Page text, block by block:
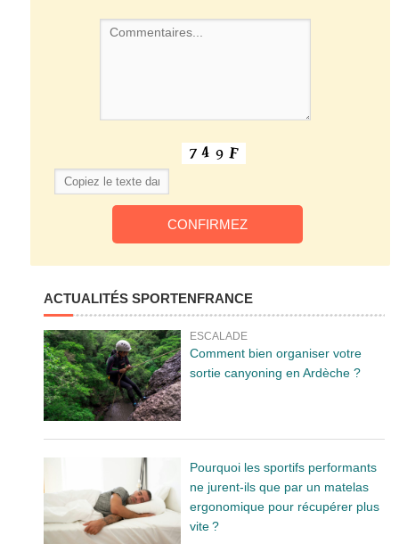
ACTUALITÉS SPORTENFRANCE
ESCALADE
Comment bien organiser votre
sortie canyoning en Ardèche ?
Pourquoi les sportifs performants
ne jurent-ils que par un matelas
ergonomique pour récupérer plus
vite ?